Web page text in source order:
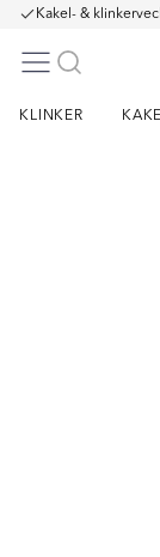
Kakel- &
KLINKER